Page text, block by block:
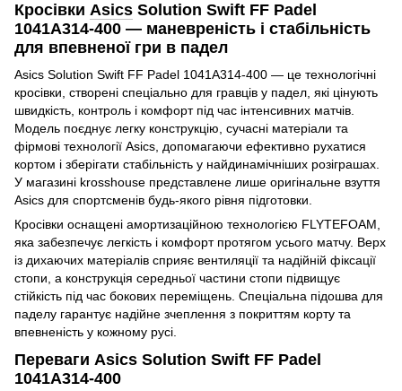
Кросівки Asics Solution Swift FF Padel
1041A314-400 — маневреність і стабільність
для впевненої гри в падел
Asics Solution Swift FF Padel 1041A314-400 — це технологічні
кросівки, створені спеціально для гравців у падел, які цінують
швидкість, контроль і комфорт під час інтенсивних матчів.
Модель поєднує легку конструкцію, сучасні матеріали та
фірмові технології Asics, допомагаючи ефективно рухатися
кортом і зберігати стабільність у найдинамічніших розіграшах.
У магазині krosshouse представлене лише оригінальне взуття
Asics для спортсменів будь-якого рівня підготовки.
Кросівки оснащені амортизаційною технологією FLYTEFOAM,
яка забезпечує легкість і комфорт протягом усього матчу. Верх
із дихаючих матеріалів сприяє вентиляції та надійній фіксації
стопи, а конструкція середньої частини стопи підвищує
стійкість під час бокових переміщень. Спеціальна підошва для
паделу гарантує надійне зчеплення з покриттям корту та
впевненість у кожному русі.
Переваги Asics Solution Swift FF Padel
1041A314-400